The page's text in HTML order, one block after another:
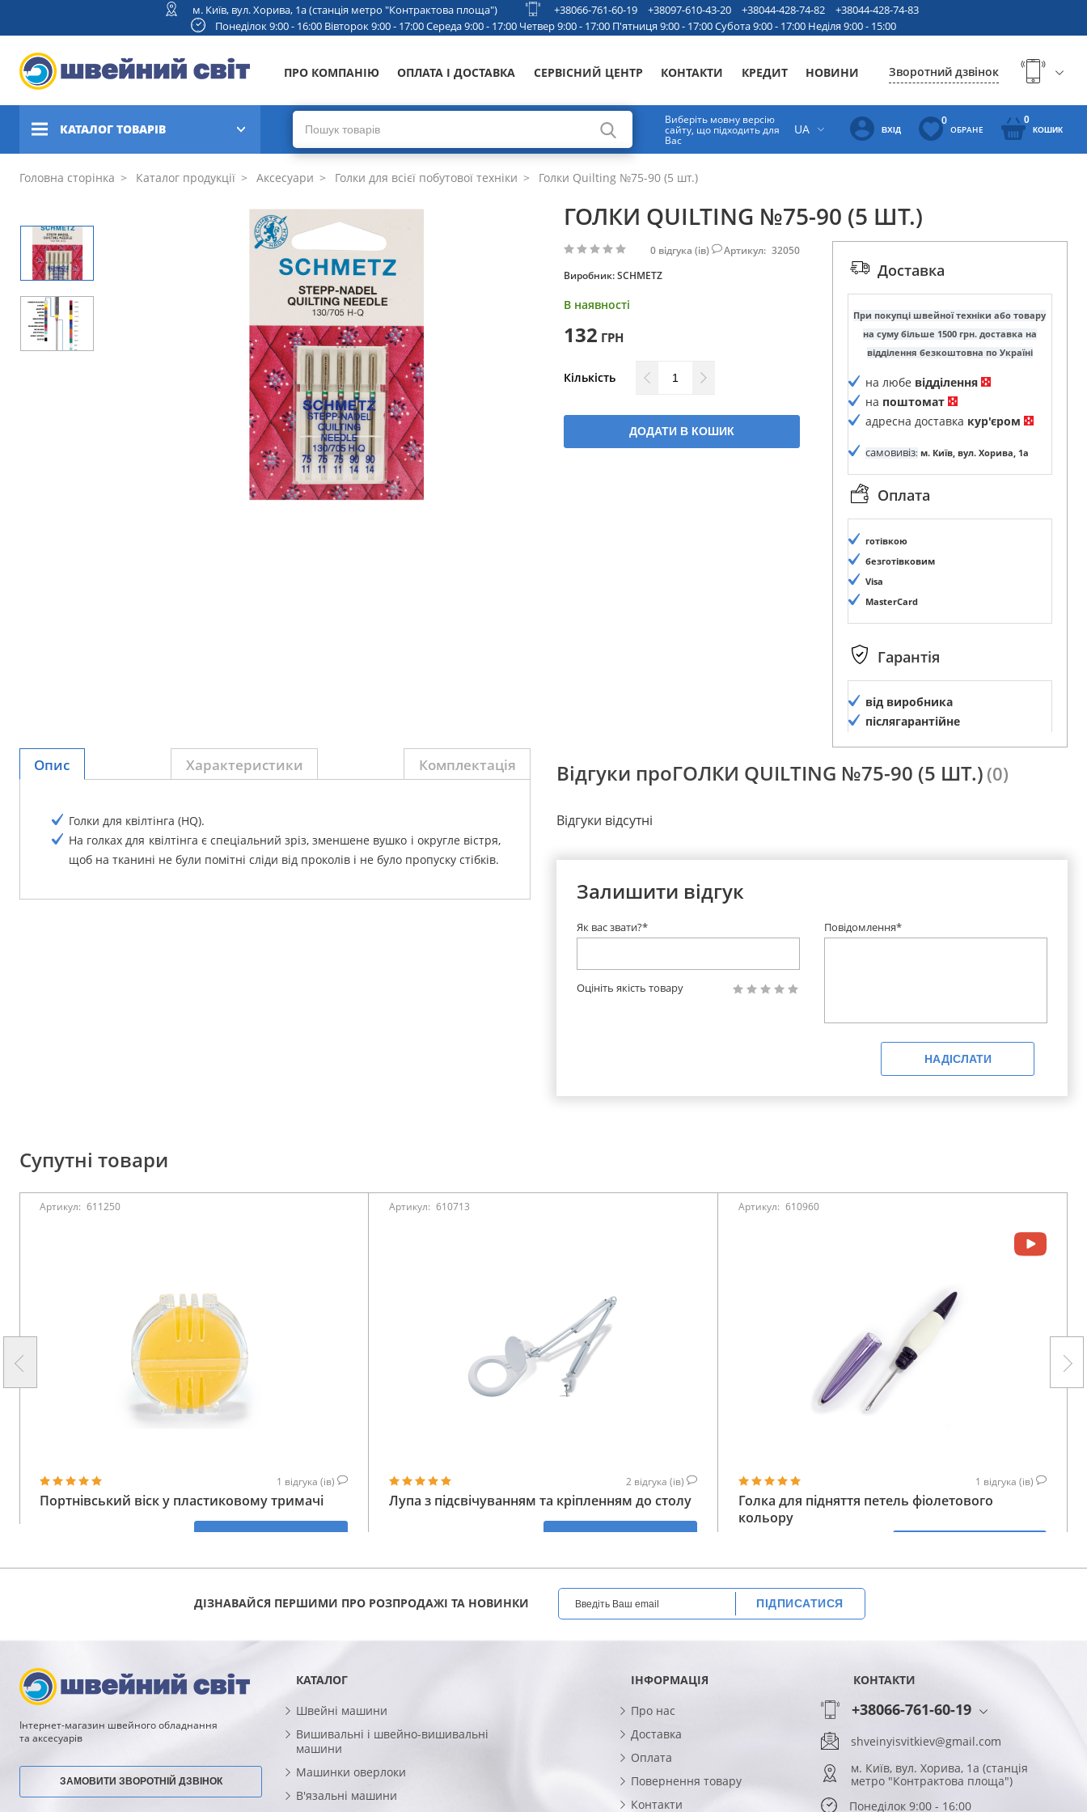
м. Київ, вул. Хорива, 1а (станція метро "Контрактова площа") +38066-761-60-19 +38097-610-43-20 +38044-428-74-82
+38044-428-74-83
Понеділок 9:00 - 16:00 Вівторок 9:00 - 17:00 Середа 9:00 - 17:00 Четвер 9:00 - 17:00 П'ятниця 9:00 - 17:00 Субота 9:00 - 17:00 Неділя 9:00 - 15:00
ПРО КОМПАНІЮ ОПЛАТА І ДОСТАВКА СЕРВІСНИЙ ЦЕНТР КОНТАКТИ КРЕДИТ НОВИНИ Зворотний дзвінок
КАТАЛОГ ТОВАРІВ
Швейні машини
вишивальні машини
Коверлоки, оверлоки,
плоскошовні машини
В'язальні машини
Виберіть мовну версію
сайту, що підходить для
Вас
UA ВХІД
0
ОБРАНЕ
0
КОШИК
Головна сторінка Каталог продукції Аксесуари Голки для всієї побутової техніки Голки Quilting №75-90 (5 шт.)
ГОЛКИ QUILTING №75-90 (5 ШТ.)
0 відгука (ів) Артикул: 32050
Виробник:SCHMETZ
В наявності
132 ГРН
Кількість
ДОДАТИ В КОШИК
Доставка
При покупці швейної техніки або товару
на суму більше 1500 грн. доставка на
відділення безкоштовна по Україні
на любе відділення
на поштомат
адресна доставка кур'єром
самовивіз: м. Київ, вул. Хорива, 1а
Оплата
готівкою
безготівковим
Visa
MasterCard
Гарантія
від виробника
післягарантійне
Опис Характеристики Комплектація
Голки для квілтінга (HQ).
На голках для квілтінга є спеціальний зріз, зменшене вушко і округле вістря,
щоб на тканині не були помітні сліди від проколів і не було пропуску стібків.
Відгуки проГОЛКИ QUILTING №75-90 (5 ШТ.) (0)
Відгуки відсутні
Залишити відгук
Повідомлення*
Як вас звати?*
Оцініть якість товару
НАДІСЛАТИ
Супутні товари
Артикул: 611250
1 відгука (ів)
Портнівський віск у пластиковому тримачі
Артикул: 610713
2 відгука (ів)
Лупа з підсвічуванням та кріпленням до столу
Артикул: 610960
1 відгука (ів)
Голка для підняття петель фіолетового
кольору
ДІЗНАВАЙСЯ ПЕРШИМИ ПРО РОЗПРОДАЖІ ТА НОВИНКИ ПІДПИСАТИСЯ
Інтернет-магазин швейного обладнання
та аксесуарів
ЗАМОВИТИ ЗВОРОТНІЙ ДЗВІНОК
КАТАЛОГ
Швейні машини
Вишивальні і швейно-вишивальні
машини
Машинки оверлоки
В'язальні машини
ІНФОРМАЦІЯ
Про нас
Доставка
Оплата
Повернення товару
Контакти
КОНТАКТИ
+38066-761-60-19
shveinyisvitkiev@gmail.com
м. Київ, вул. Хорива, 1а (станція
метро "Контрактова площа")
Понеділок 9:00 - 16:00